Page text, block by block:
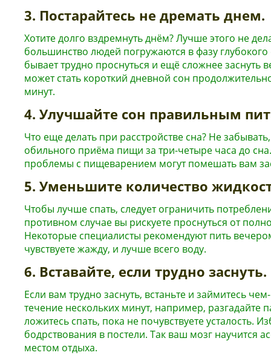
3. Постарайтесь не дремать днем.
Хотите долго вздремнуть днём? Лучше этого не
большинство людей погружаются в фазу глубокого
бывает трудно проснуться и ещё сложнее заснуть
может стать короткий дневной сон
минут.
4. Улучшайте сон правильным
Что еще делать при расстройстве сна? Не
обильного приёма пищи за три-четыре часа до
проблемы с пищеварением могут помешать вам
5. Уменьшите количество
Чтобы лучше спать, следует ограничить
противном случае вы рискуете проснуться от
Некоторые специалисты рекомендуют пить
чувствуете жажду, и лучше всего воду.
6. Вставайте, если трудно заснуть.
Если вам трудно заснуть, встаньте и займитесь
течение нескольких минут, например, разгадайте
ложитесь спать, пока не почувствуете усталость.
бодрствования в постели. Так ваш мозг научится
местом отдыха.